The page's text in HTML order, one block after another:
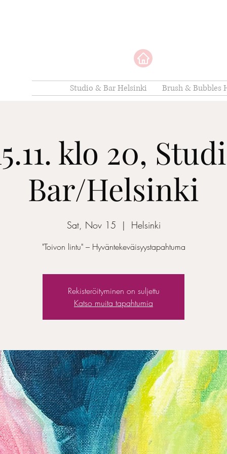
Studio & Bar Helsinki Brush & Bubbles
klo 20,
Bar/Helsinki
Sat, Nov 15
  |
Helsinki
"Toivon lintu" – Hyväntekeväisyystapahtuma
Rekisteröityminen on suljettu
Katso muita tapahtumia